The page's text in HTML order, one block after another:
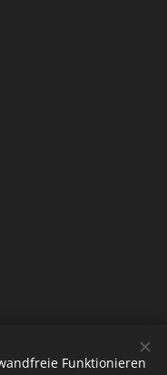
CookiesFunktionieren